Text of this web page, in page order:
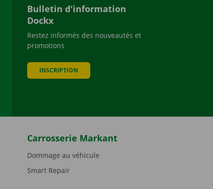
Bulletin d'information
Dockx
Restez informés des nouveautés et
promotions
INSCRIPTION
Carrosserie Markant
Dommage au véhicule
Smart Repair